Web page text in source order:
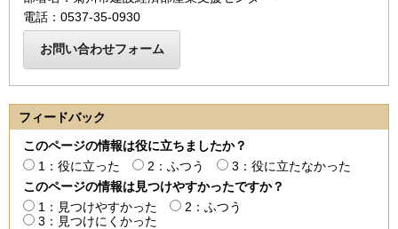
電話：0537-35-0930
フィードバック
このページの情報は役に立ちましたか？
1：役に立った
2：ふつう
3：役に立たなかった
このページの情報は見つけやすかったですか？
1：見つけやすかった
2：ふつう
3：見つけにくかった